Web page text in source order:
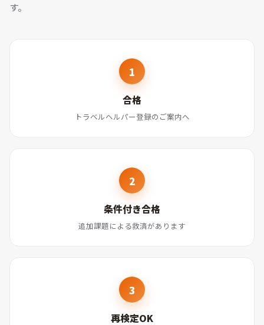
す。
合格
トラベルヘルパー登録のご案内へ
条件付き合格
追加課題による救済があります
再検定OK